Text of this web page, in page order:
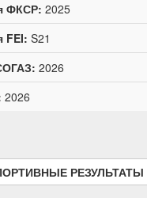
ФКСР: 2025
FEI: S21
2026
2026
РЕЗУЛЬТАТЫ